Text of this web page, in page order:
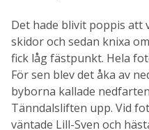
Det hade blivit poppis att
skidor och sedan knixa
fick låg fästpunkt. Hela
För sen blev det åka av
byborna kallade
Tänndalsliften upp. Vid
väntade Lill-Sven och